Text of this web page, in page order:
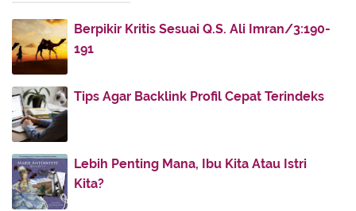
► May
▼ April(12)
Ilmu Pedagogik Islam Nusantara Karya KH Hasyim
Asy...
Kitab Sanad Ulama-ulama Nusantara Karya Syekh
Yasi...
Tips Rumah Tangga Langgeng Dunia - Akhirat
Gus Mus: Banyak yang Ngaku Ulama, Tapi
Perilakunya...
Berpikir Kritis Sesuai Q.S. Ali Imran/3:190-
191
Tips Agar Backlink Profil Cepat Terindeks
Lebih Penting Mana, Ibu Kita Atau Istri
Kita?